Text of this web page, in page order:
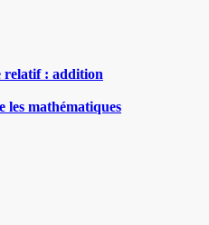
relatif : addition
les mathématiques